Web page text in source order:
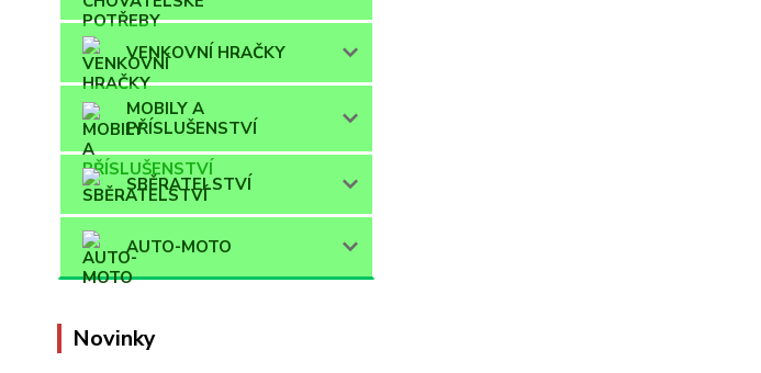
VENKOVNÍ HRAČKY
MOBILY A
PŘÍSLUŠENSTVÍ
SBĚRATELSTVÍ
AUTO-MOTO
Novinky